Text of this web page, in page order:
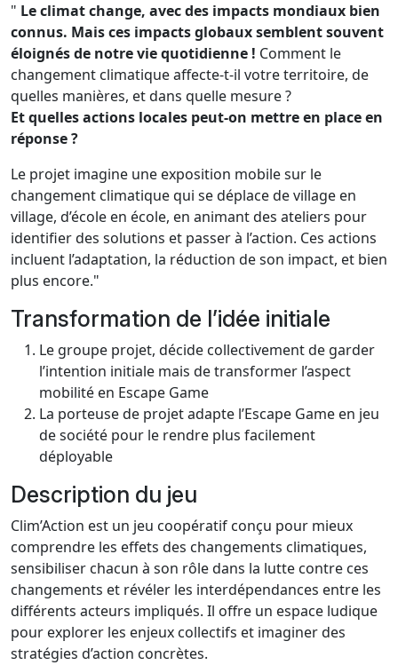
" Le climat change, avec des impacts mondiaux bien
connus. Mais ces impacts globaux semblent souvent
éloignés de notre vie quotidienne ! Comment le
changement climatique affecte-t-il votre territoire, de
quelles manières, et dans quelle mesure ?
Et quelles actions locales peut-on mettre en place en
réponse ?
Le projet imagine une exposition mobile sur le
changement climatique qui se déplace de village en
village, d’école en école, en animant des ateliers pour
identifier des solutions et passer à l’action. Ces actions
incluent l’adaptation, la réduction de son impact, et bien
plus encore."
Transformation de l’idée initiale
Le groupe projet, décide collectivement de garder
l’intention initiale mais de transformer l’aspect
mobilité en Escape Game
La porteuse de projet adapte l’Escape Game en jeu
de société pour le rendre plus facilement
déployable
Description du jeu
Clim’Action est un jeu coopératif conçu pour mieux
comprendre les effets des changements climatiques,
sensibiliser chacun à son rôle dans la lutte contre ces
changements et révéler les interdépendances entre les
différents acteurs impliqués. Il offre un espace ludique
pour explorer les enjeux collectifs et imaginer des
stratégies d’action concrètes.